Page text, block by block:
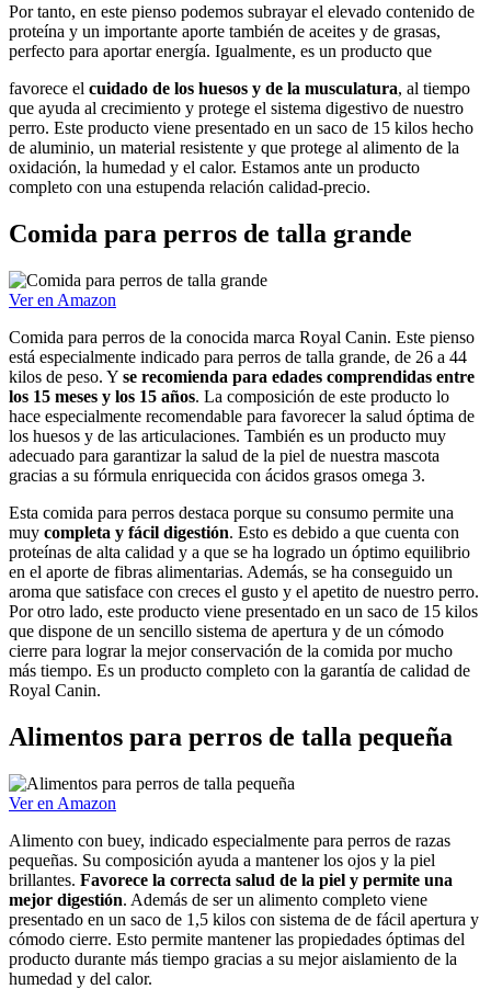
Por tanto, en este pienso podemos subrayar el elevado contenido de
proteína y un importante aporte también de aceites y de grasas,
perfecto para aportar energía. Igualmente, es un producto que
favorece el cuidado de los huesos y de la musculatura, al tiempo
que ayuda al crecimiento y protege el sistema digestivo de nuestro
perro. Este producto viene presentado en un saco de 15 kilos hecho
de aluminio, un material resistente y que protege al alimento de la
oxidación, la humedad y el calor. Estamos ante un producto
completo con una estupenda relación calidad-precio.
Comida para perros de talla grande
Ver en Amazon
Comida para perros de la conocida marca Royal Canin. Este pienso
está especialmente indicado para perros de talla grande, de 26 a 44
kilos de peso. Y se recomienda para edades comprendidas entre
los 15 meses y los 15 años. La composición de este producto lo
hace especialmente recomendable para favorecer la salud óptima de
los huesos y de las articulaciones. También es un producto muy
adecuado para garantizar la salud de la piel de nuestra mascota
gracias a su fórmula enriquecida con ácidos grasos omega 3.
Esta comida para perros destaca porque su consumo permite una
muy completa y fácil digestión. Esto es debido a que cuenta con
proteínas de alta calidad y a que se ha logrado un óptimo equilibrio
en el aporte de fibras alimentarias. Además, se ha conseguido un
aroma que satisface con creces el gusto y el apetito de nuestro perro.
Por otro lado, este producto viene presentado en un saco de 15 kilos
que dispone de un sencillo sistema de apertura y de un cómodo
cierre para lograr la mejor conservación de la comida por mucho
más tiempo. Es un producto completo con la garantía de calidad de
Royal Canin.
Alimentos para perros de talla pequeña
Ver en Amazon
Alimento con buey, indicado especialmente para perros de razas
pequeñas. Su composición ayuda a mantener los ojos y la piel
brillantes. Favorece la correcta salud de la piel y permite una
mejor digestión. Además de ser un alimento completo viene
presentado en un saco de 1,5 kilos con sistema de de fácil apertura y
cómodo cierre. Esto permite mantener las propiedades óptimas del
producto durante más tiempo gracias a su mejor aislamiento de la
humedad y del calor.